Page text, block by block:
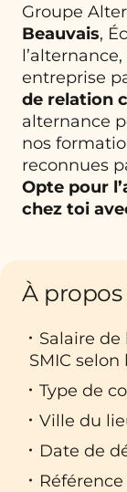
Groupe
Beauvais,
entreprise
de relation
alternance
nos
reconnues
Opte pour
chez toi
À
Salaire
SMIC selon
Type de
Ville du
Date de
Référence